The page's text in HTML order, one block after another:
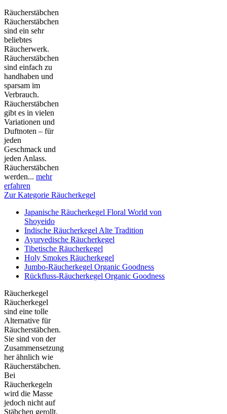
Räucherstäbchen
Räucherstäbchen
sind ein sehr
beliebtes
Räucherwerk.
Räucherstäbchen
sind einfach zu
handhaben und
sparsam im
Verbrauch.
Räucherstäbchen
gibt es in vielen
Variationen und
Duftnoten – für
jeden
Geschmack und
jeden Anlass.
Räucherstäbchen
werden... mehr
erfahren
Zur Kategorie Räucherkegel
Japanische Räucherkegel Floral World von
Shoyeido
Indische Räucherkegel Alte Tradition
Ayurvedische Räucherkegel
Tibetische Räucherkegel
Holy Smokes Räucherkegel
Jumbo-Räucherkegel Organic Goodness
Rückfluss-Räucherkegel Organic Goodness
Räucherkegel
Räucherkegel
sind eine tolle
Alternative für
Räucherstäbchen.
Sie sind von der
Zusammensetzung
her ähnlich wie
Räucherstäbchen.
Bei
Räucherkegeln
wird die Masse
jedoch nicht auf
Stäbchen gerollt,